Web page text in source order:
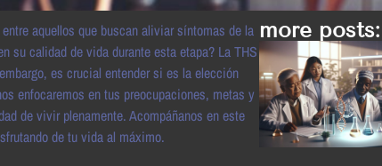
aquellos que buscan aliviar síntomas de la
su calidad de vida durante esta etapa? La THS
es crucial entender si es la elección
enfocaremos en tus preocupaciones, metas y
de vivir plenamente. Acompáñanos en este
de tu vida al máximo.
more posts: